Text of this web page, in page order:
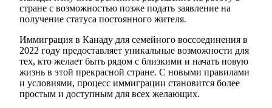
стране с возможностью позже подать заявление на
получение статуса постоянного жителя.
Иммиграция в Канаду для семейного воссоединения в
2022 году предоставляет уникальные возможности для
тех, кто желает быть рядом с близкими и начать новую
жизнь в этой прекрасной стране. С новыми правилами
и условиями, процесс иммиграции становится более
простым и доступным для всех желающих.